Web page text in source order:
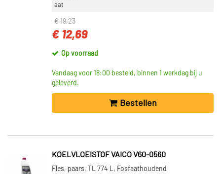
aat
€ 19,23
€ 12,69
Op voorraad
Vandaag voor 18:00 besteld, binnen 1 werkdag bij u
geleverd.
Bestellen
KOELVLOEISTOF VAICO V60-0560
Fles, paars, TL 774 L, Fosfaathoudend